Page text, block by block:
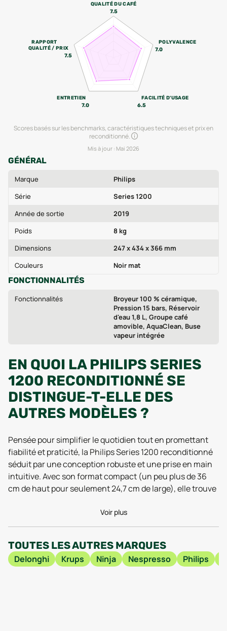
QUALITÉ DU CAFÉ
7.5
POLYVALENCE
7.0
FACILITÉ D'USAGE
6.5
ENTRETIEN
7.0
RAPPORT
QUALITÉ / PRIX
7.5
Scores basés sur les benchmarks, caractéristiques techniques et prix en
reconditionné.
Mis à jour : Mai 2026
GÉNÉRAL
Marque
Philips
Série
Series 1200
Année de sortie
2019
Poids
8 kg
Dimensions
247 x 434 x 366 mm
Couleurs
Noir mat
FONCTIONNALITÉS
Fonctionnalités
Broyeur 100 % céramique,
Pression 15 bars, Réservoir
d'eau 1,8 L, Groupe café
amovible, AquaClean, Buse
vapeur intégrée
EN QUOI LA PHILIPS SERIES
1200 RECONDITIONNÉ SE
DISTINGUE-T-ELLE DES
AUTRES MODÈLES ?
Pensée pour simplifier le quotidien tout en promettant
fiabilité et praticité, la Philips Series 1200 reconditionné
séduit par une conception robuste et une prise en main
intuitive. Avec son format compact (un peu plus de 36
cm de haut pour seulement 24,7 cm de large), elle trouve
celles où chaque centimètre compte. Les retours
utilisateurs de 2025 mettent d’ailleurs en avant sa
éléments internes, un atout indéniable pour ceux qui
veulent profiter d’un café maison sans s’encombrer d’un
Voir plus
TOUTES LES AUTRES MARQUES
Delonghi Krups Ninja Nespresso Philips